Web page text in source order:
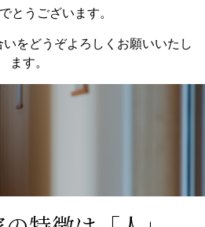
とうございます。
をどうぞよろしくお願いいたし
ます。